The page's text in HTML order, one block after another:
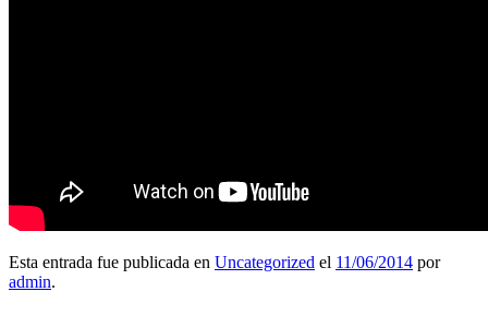
Esta entrada fue publicada en Uncategorized el 11/06/2014 por
admin.